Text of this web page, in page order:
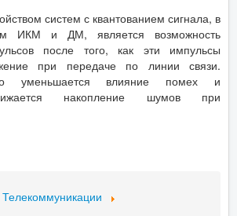
систем с квантованием сигнала, в
ИКМ и ДМ, является возможность
после того, как эти импульсы
при передаче по линии связи.
уменьшается влияние помех и
накопление шумов при
Телекоммуникации